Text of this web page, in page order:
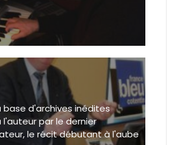
base d'archives inédites
l'auteur par le dernier
le récit débutant à l'aube